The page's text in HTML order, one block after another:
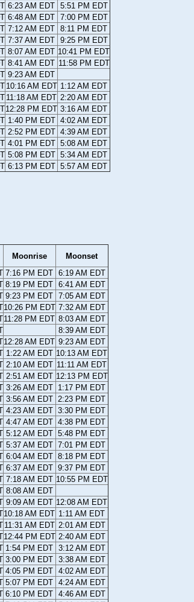
6:23 AM EDT 5:51 PM EDT
6:48 AM EDT 7:00 PM EDT
7:12 AM EDT 8:11 PM EDT
7:37 AM EDT 9:25 PM EDT
8:07 AM EDT 10:41 PM EDT
8:41 AM EDT 11:58 PM EDT
9:23 AM EDT
10:16 AM EDT 1:12 AM EDT
11:18 AM EDT 2:20 AM EDT
12:28 PM EDT 3:16 AM EDT
1:40 PM EDT 4:02 AM EDT
2:52 PM EDT 4:39 AM EDT
4:01 PM EDT 5:08 AM EDT
5:08 PM EDT 5:34 AM EDT
6:13 PM EDT 5:57 AM EDT
Moonrise
Moonset
7:16 PM EDT 6:19 AM EDT
8:19 PM EDT 6:41 AM EDT
9:23 PM EDT 7:05 AM EDT
10:26 PM EDT 7:32 AM EDT
11:28 PM EDT 8:03 AM EDT
8:39 AM EDT
12:28 AM EDT 9:23 AM EDT
1:22 AM EDT 10:13 AM EDT
2:10 AM EDT 11:11 AM EDT
2:51 AM EDT 12:13 PM EDT
3:26 AM EDT
1:17 PM EDT
3:56 AM EDT
2:23 PM EDT
4:23 AM EDT 3:30 PM EDT
4:47 AM EDT 4:38 PM EDT
5:12 AM EDT 5:48 PM EDT
5:37 AM EDT 7:01 PM EDT
6:04 AM EDT 8:18 PM EDT
6:37 AM EDT 9:37 PM EDT
7:18 AM EDT 10:55 PM EDT
8:08 AM EDT
9:09 AM EDT 12:08 AM EDT
10:18 AM EDT 1:11 AM EDT
11:31 AM EDT 2:01 AM EDT
12:44 PM EDT 2:40 AM EDT
1:54 PM EDT 3:12 AM EDT
3:00 PM EDT 3:38 AM EDT
4:05 PM EDT 4:02 AM EDT
5:07 PM EDT 4:24 AM EDT
6:10 PM EDT 4:46 AM EDT